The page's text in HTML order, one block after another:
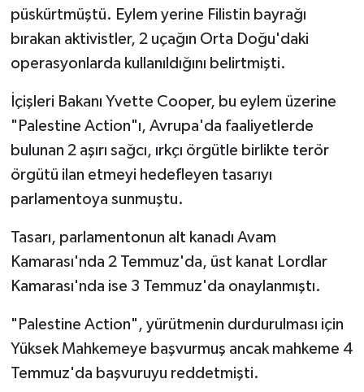
püskürtmüştü. Eylem yerine Filistin bayrağı
bırakan aktivistler, 2 uçağın Orta Doğu'daki
operasyonlarda kullanıldığını belirtmişti.
İçişleri Bakanı Yvette Cooper, bu eylem üzerine
"Palestine Action"ı, Avrupa'da faaliyetlerde
bulunan 2 aşırı sağcı, ırkçı örgütle birlikte terör
örgütü ilan etmeyi hedefleyen tasarıyı
parlamentoya sunmuştu.
Tasarı, parlamentonun alt kanadı Avam
Kamarası'nda 2 Temmuz'da, üst kanat Lordlar
Kamarası'nda ise 3 Temmuz'da onaylanmıştı.
"Palestine Action", yürütmenin durdurulması için
Yüksek Mahkemeye başvurmuş ancak mahkeme 4
Temmuz'da başvuruyu reddetmişti.